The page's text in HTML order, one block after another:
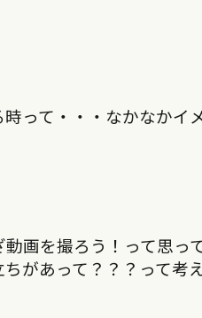
って・・・なかなかイ
画を撮ろう！って思っ
があって？？？って考